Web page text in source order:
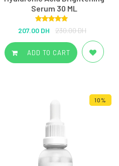
Serum 30 ML
Rated5.00
out of 5
207.00 DH 230.00 DH
ADD TO CART
10%